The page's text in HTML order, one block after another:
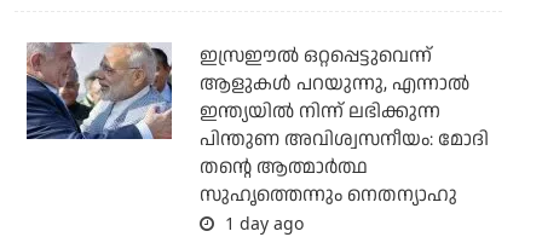
ഇസ്രഈല്‍ ഒറ്റപ്പെട്ടുവെന്ന്
ആളുകള്‍ പറയുന്നു, എന്നാല്‍
ഇന്ത്യയില്‍ നിന്ന് ലഭിക്കുന്ന
പിന്തുണ അവിശ്വസനീയം: മോദി
തന്റെ ആത്മാര്‍ത്ഥ
സുഹൃത്തെന്നും നെതന്യാഹു
1 day ago